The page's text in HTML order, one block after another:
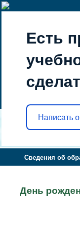
Есть
Написать
Сведения об
День